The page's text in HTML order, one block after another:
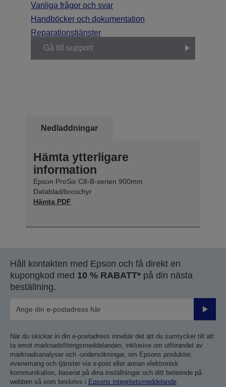
Vanliga frågor och svar
Handböcker och dokumentation
Reparationstjänster
Gå till support
Nedladdningar
Hämta ytterligare
information
Epson ProSix C8-B-serien 900mm
Datablad/broschyr
Hämta PDF
Håll kontakten med Epson och få direkt en
kupongkod med 10 % RABATT* på din nästa
beställning.
Skicka
När du skickar in din e-postadress innebär det att du samtycker till att
ta emot marknadsföringsmeddelanden, inklusive om utförandet av
marknadsanalyser och -undersökningar, om Epsons produkter,
evenemang och tjänster via e-post eller annan elektronisk
kommunikation, baserat på dina inställningar och ditt beteende på
webben så som beskrivs i Epsons integritetsmeddelande